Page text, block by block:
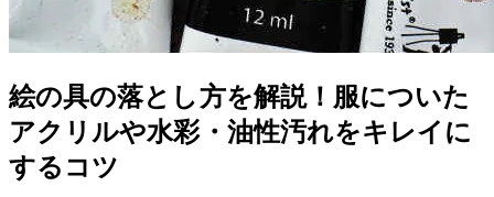
絵の具の落とし方を解説！服についた
アクリルや水彩・油性汚れをキレイに
するコツ